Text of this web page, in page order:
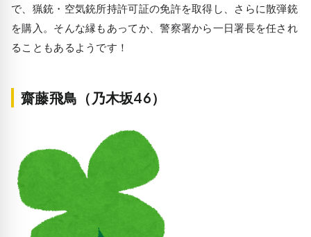
で、猟銃・空気銃所持許可証の免許を取得し、さらに散弾銃
を購入。そんな縁もあってか、警察署から一日署長を任され
ることもあるようです！
齋藤飛鳥（乃木坂46）